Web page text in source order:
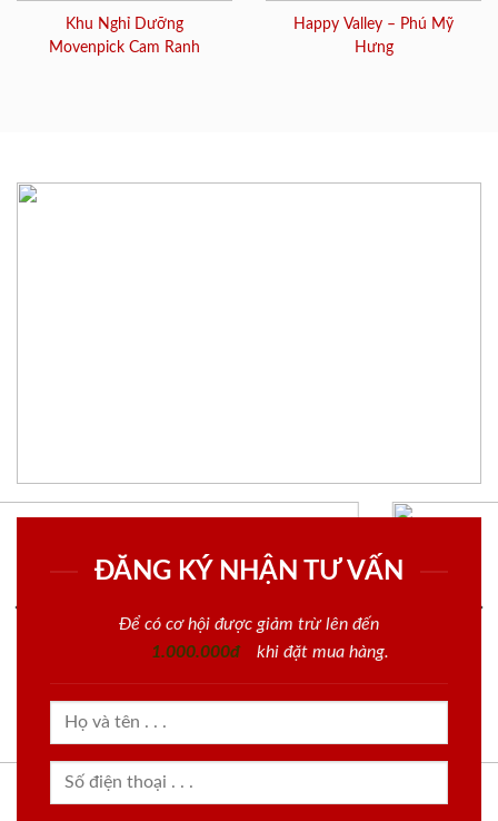
Khu Nghỉ Dưỡng
Movenpick Cam Ranh
Happy Valley – Phú Mỹ
Hưng
ĐĂNG KÝ NHẬN TƯ VẤN
Để có cơ hội được giảm trừ lên đến
1.000.000đ
khi đặt mua hàng.